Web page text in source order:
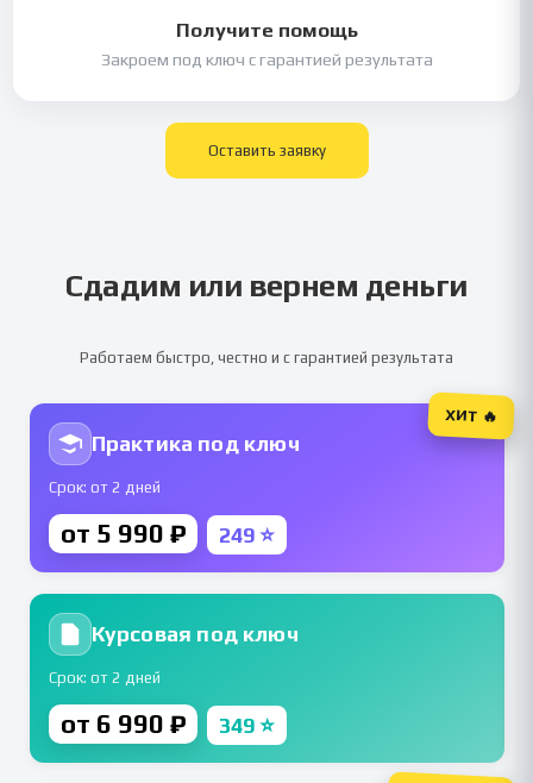
Получите помощь
Закроем под ключ с гарантией результата
Оставить заявку
Сдадим или вернем деньги
Работаем быстро, честно и с гарантией результата
Практика под ключ
Срок: от 2 дней
от 5 990 ₽ 249 ⭐
ХИТ 🔥
Курсовая под ключ
Срок: от 2 дней
от 6 990 ₽ 349 ⭐